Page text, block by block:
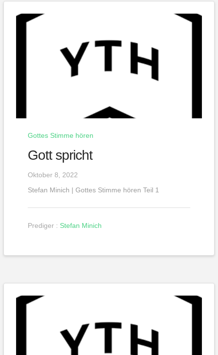
Gottes Stimme hören
Gott spricht
Oktober 8, 2022
Stefan Minich | Gottes Stimme hören Teil 1
Prediger : Stefan Minich